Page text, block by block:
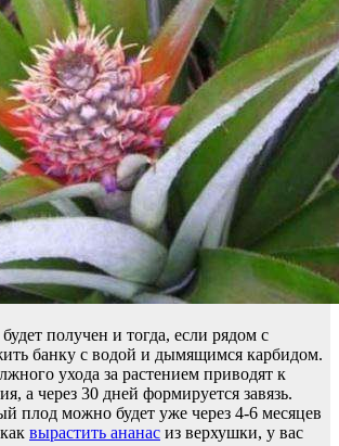
получен и тогда, если рядом с
банку с водой и дымящимся карбидом.
ухода за растением приводят к
а через 30 дней формируется завязь.
плод можно будет уже через 4-6 месяцев
вырастить ананас из верхушки, у вас